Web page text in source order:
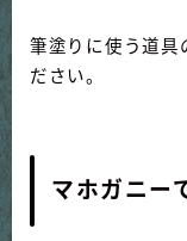
筆塗りに使う道具
ださい。
マホガニー